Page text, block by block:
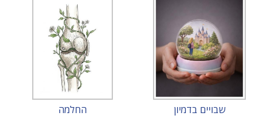
החלמה שבויים בדמיון